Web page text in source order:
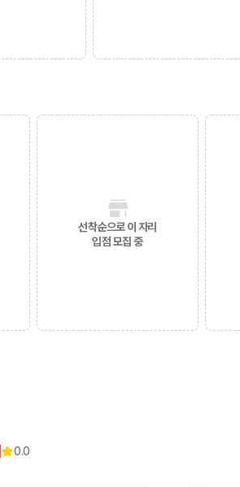
선착순으로 이 자리
입점 모집 중
0.0